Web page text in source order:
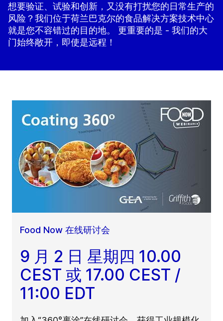
想要验证、试验和创新，又没有打扰您的日常生产的
风险？我们位于荷兰巴克尔的食品解决方案技术中心
就是您不容错过的目的地。 更重要的是 - 我们的大
门始终敞开，即使是远程！
Food Now 在线研讨会
9 月 2 日 星期四 10.00
CEST 或 17.00 CEST /
11:00 EDT